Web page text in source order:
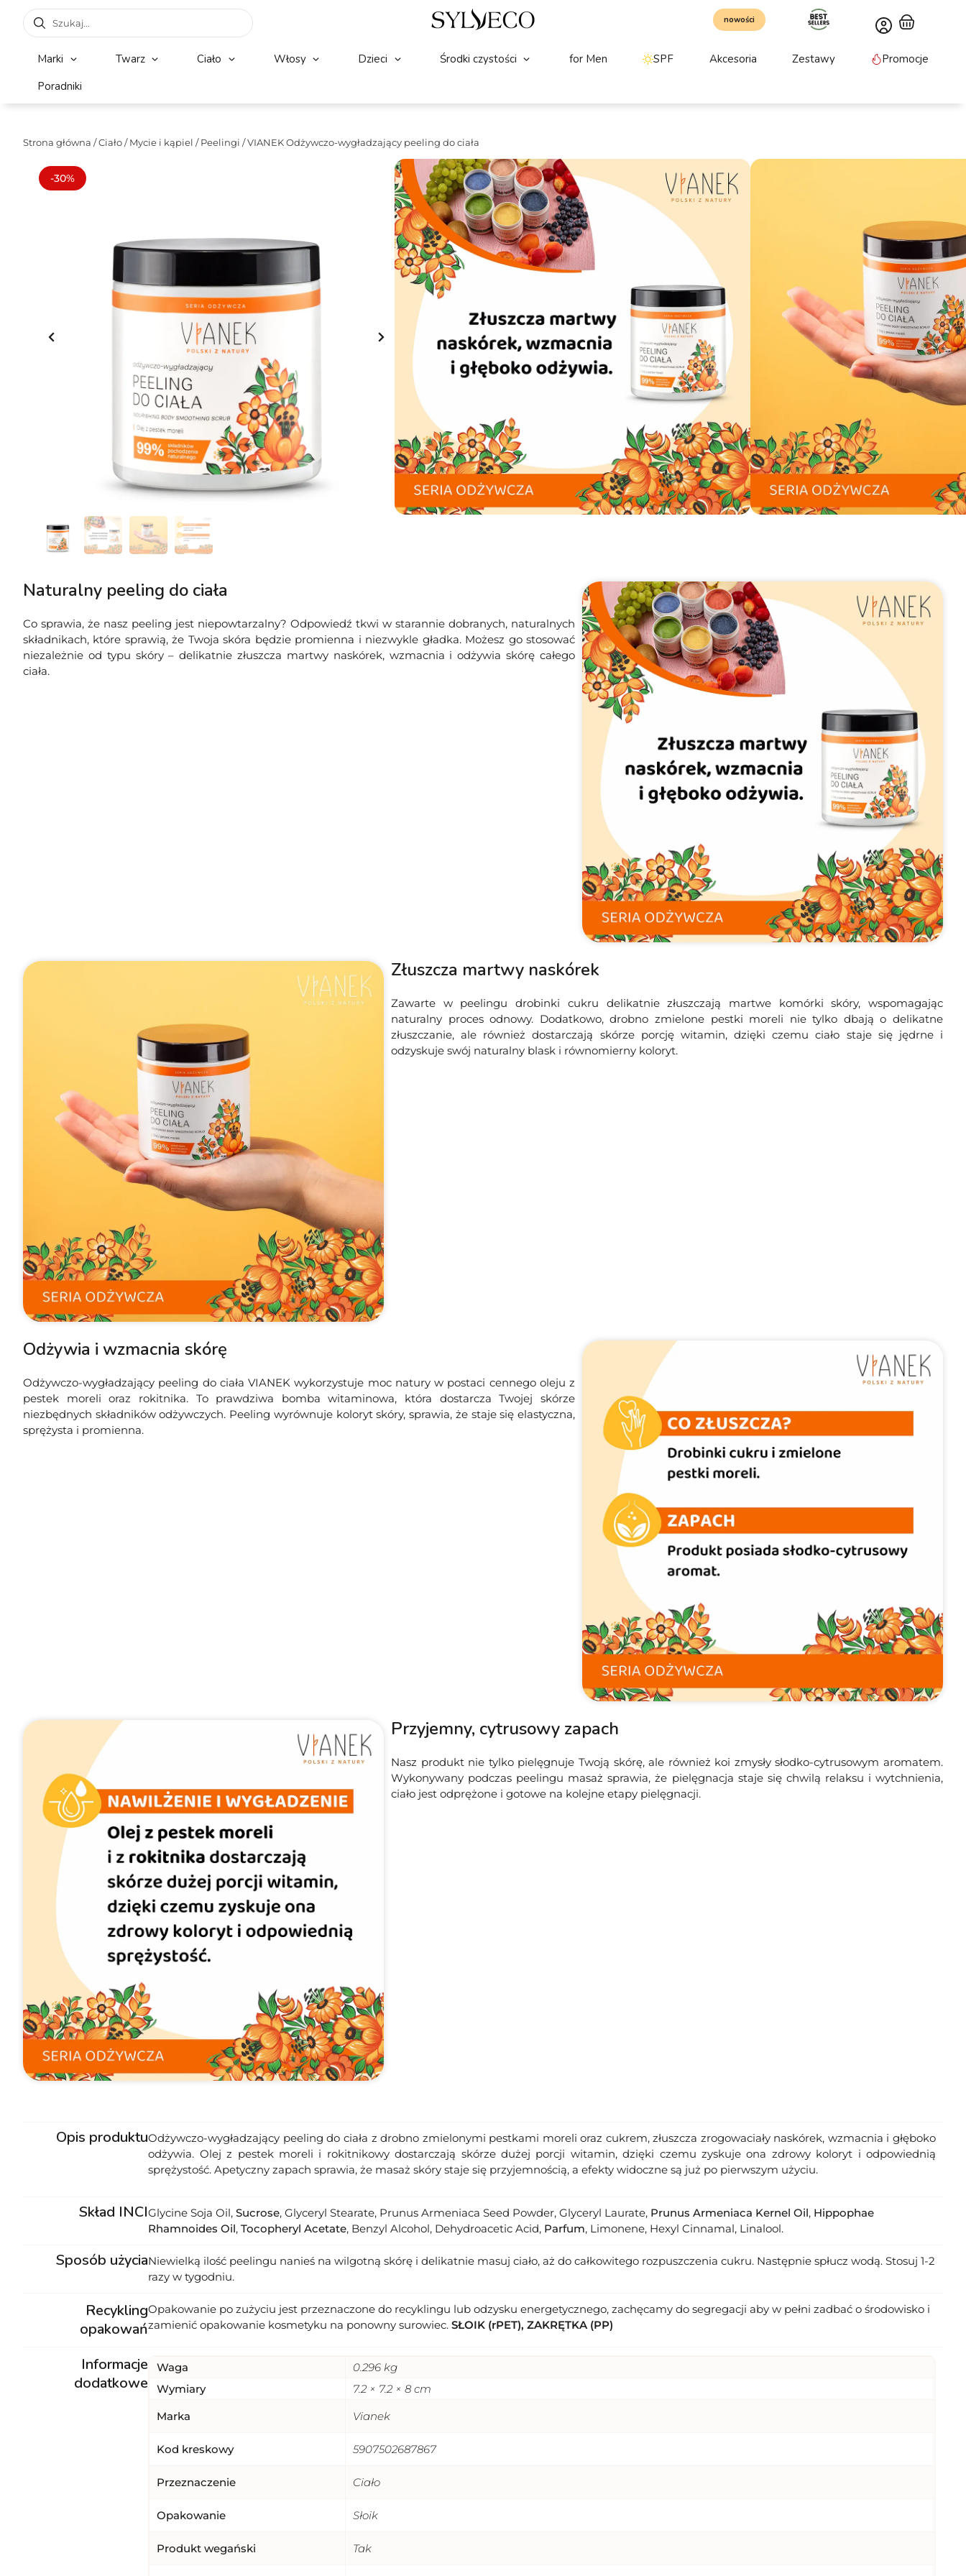
nowości
Marki Twarz Ciało Włosy Dzieci Środki czystości for Men SPF Akcesoria Zestawy
Promocje
Poradniki
Strona główna /Ciało/Mycie i kąpiel /Peelingi / VIANEK Odżywczo-wygładzający peeling do ciała
-30% CIAŁO
☆☆☆☆☆(15)
VIANEK Odżywczo-wygładzający peeling do ciała
Naturalny peeling do ciała o słodko-cytrusowym aromacie. Złuszcza martwy naskórek,
wzmacnia i odżywia skórę całego ciała. Poprawia jędrność i koloryt skóry.
Pojemność:265g
Składniki wiodące:
Cukier, Mielone pestki moreli, Olej rokitnikowy
32.99
Najniższa cena z 30 dni przed wprowadzeniem promocji:32.99zł
Na stanie
Dodaj do koszyka
Darmowa dostawa Bezpieczne
Naturalny peeling do ciała
Co sprawia, że nasz peeling jest niepowtarzalny? Odpowiedź tkwi w starannie dobranych, naturalnych
składnikach, które sprawią, że Twoja skóra będzie promienna i niezwykle gładka. Możesz go stosować
niezależnie od typu skóry – delikatnie złuszcza martwy naskórek, wzmacnia i odżywia skórę całego
ciała.
Złuszcza martwy naskórek
Zawarte w peelingu drobinki cukru delikatnie złuszczają martwe komórki skóry, wspomagając
naturalny proces odnowy. Dodatkowo, drobno zmielone pestki moreli nie tylko dbają o delikatne
złuszczanie, ale również dostarczają skórze porcję witamin, dzięki czemu ciało staje się jędrne i
odzyskuje swój naturalny blask i równomierny koloryt.
Odżywia i wzmacnia skórę
Odżywczo-wygładzający peeling do ciała VIANEK wykorzystuje moc natury w postaci cennego oleju z
pestek moreli oraz rokitnika. To prawdziwa bomba witaminowa, która dostarcza Twojej skórze
niezbędnych składników odżywczych. Peeling wyrównuje koloryt skóry, sprawia, że staje się elastyczna,
sprężysta i promienna.
Przyjemny, cytrusowy zapach
Nasz produkt nie tylko pielęgnuje Twoją skórę, ale również koi zmysły słodko-cytrusowym aromatem.
Wykonywany podczas peelingu masaż sprawia, że pielęgnacja staje się chwilą relaksu i wytchnienia,
ciało jest odprężone i gotowe na kolejne etapy pielęgnacji.
Opis produktuOdżywczo-wygładzający peeling do ciała z drobno zmielonymi pestkami moreli oraz cukrem, złuszcza zrogowaciały naskórek, wzmacnia i głęboko
odżywia. Olej z pestek moreli i rokitnikowy dostarczają skórze dużej porcji witamin, dzięki czemu zyskuje ona zdrowy koloryt i odpowiednią
sprężystość. Apetyczny zapach sprawia, że masaż skóry staje się przyjemnością, a efekty widoczne są już po pierwszym użyciu.
Skład INCIGlycine Soja Oil,Sucrose, Glyceryl Stearate, Prunus Armeniaca Seed Powder, Glyceryl Laurate, Prunus Armeniaca Kernel Oil, Hippophae
Rhamnoides Oil,Tocopheryl Acetate, Benzyl Alcohol, Dehydroacetic Acid, Parfum, Limonene, Hexyl Cinnamal, Linalool.
Sposób użyciaNiewielką ilość peelingu nanieś na wilgotną skórę i delikatnie masuj ciało, aż do całkowitego rozpuszczenia cukru. Następnie spłucz wodą. Stosuj 1-2
razy w tygodniu.
Recykling
opakowań
Opakowanie po zużyciu jest przeznaczone do recyklingu lub odzysku energetycznego, zachęcamy do segregacji aby w pełni zadbać o środowisko i
zamienić opakowanie kosmetyku na ponowny surowiec.SŁOIK (rPET), ZAKRĘTKA (PP)
Informacje
dodatkowe
Waga
0.296 kg
Wymiary
7.2 × 7.2 × 8 cm
Marka
Vianek
Kod kreskowy 5907502687867
Przeznaczenie Ciało
Opakowanie Słoik
Produkt wegański Tak